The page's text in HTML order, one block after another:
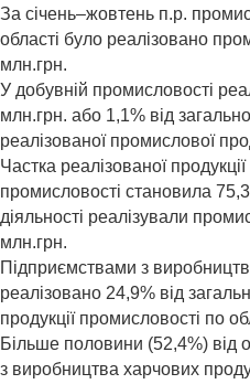
За січень–жовтень п.р.
області було реалізовано
млн.грн.
У добувній промисловості
млн.грн. або 1,1% від
реалізованої промислової
Частка реалізованої
промисловості становила
діяльності реалізували
млн.грн.
Підприємствами з
реалізовано 24,9% від
продукції промисловості по
Більше половини (52,4%) від
з виробництва харчових